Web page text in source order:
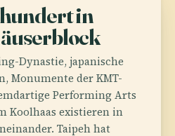
in
Dynastie, japanische
Monumente der KMT-
Performing Arts
Koolhaas existieren in
Taipeh hat